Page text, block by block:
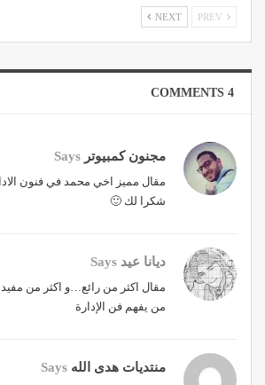
NEXT
4 COMMENTS
مجنون كمبيوتر Says
مقال مميز اخي محمد في فنون
شكرا لك 🙂
ديانا عيد Says
مقال اكثر من رائع…و اكثر من
من يفهم فن الإدارة
منتديات هدى الله Says